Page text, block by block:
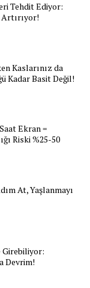
Tehdit Ediyor:
Artırıyor!
Kaslarınız da
Kadar Basit Değil!
Ekran =
Riski %25-50
At, Yaşlanmayı
Girebiliyor:
Devrim!